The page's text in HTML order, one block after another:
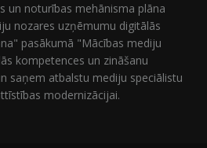
un noturības mehānisma plāna
nozares uzņēmumu digitālās
pasākumā "Mācības mediju
kompetences un zināšanu
saņem atbalstu mediju speciālistu
modernizācijai.